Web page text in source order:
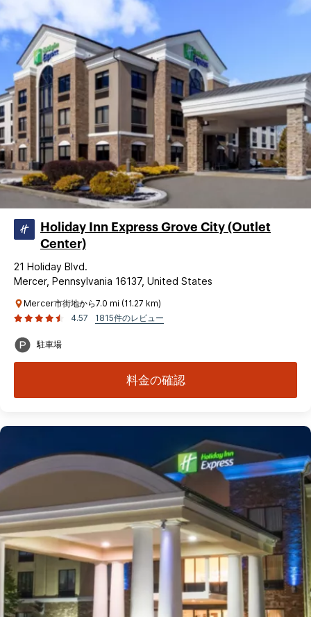
Holiday Inn Express Grove City (Outlet
Center)
21 Holiday Blvd.
Mercer, Pennsylvania 16137, United States
Mercer市街地から7.0 mi (11.27 km)
4.57
1815件のレビュー
駐車場
料金の確認